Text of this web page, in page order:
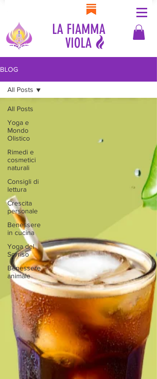
LA FIAMMA
VIOLA
BLOG
All Posts
Yoga e
Mondo
Olistico
Rimedi e
cosmetici
naturali
Consigli di
lettura
Crescita
personale
Benessere
in cucina
Yoga del
Sorriso
Benessere
animale
All Posts